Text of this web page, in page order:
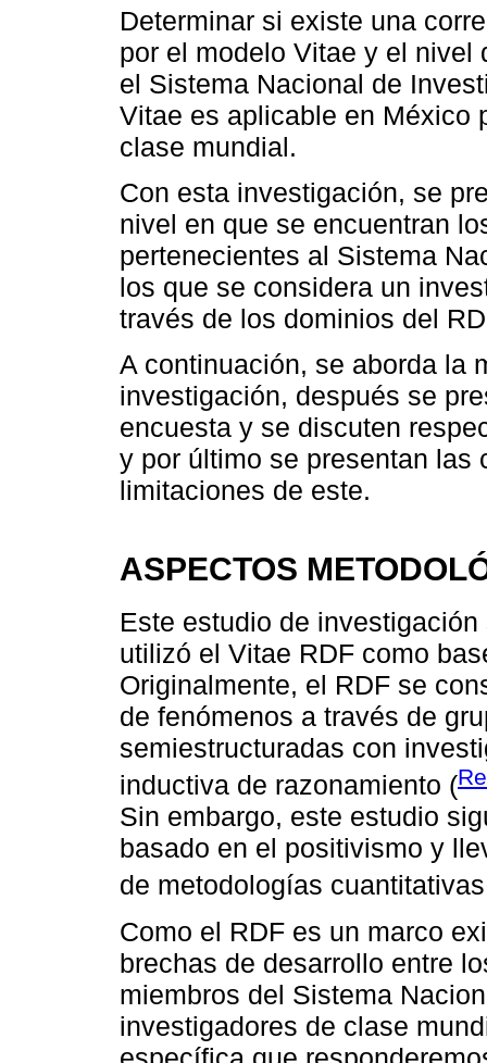
Determinar si existe una
por el modelo Vitae y el
el Sistema Nacional de
Vitae es aplicable en México
clase mundial.
Con esta investigación, se
nivel en que se encuentran
pertenecientes al Sistema
los que se considera un
través de los dominios del
A continuación, se aborda la
investigación, después se
encuesta y se discuten
y por último se presentan las
limitaciones de este.
ASPECTOS
Este estudio de
utilizó el Vitae RDF como
Originalmente, el RDF se
de fenómenos a través de
semiestructuradas con
inductiva de razonamiento (
Sin embargo, este estudio
basado en el positivismo y
de metodologías
Como el RDF es un marco
brechas de desarrollo entre
miembros del Sistema
investigadores de clase